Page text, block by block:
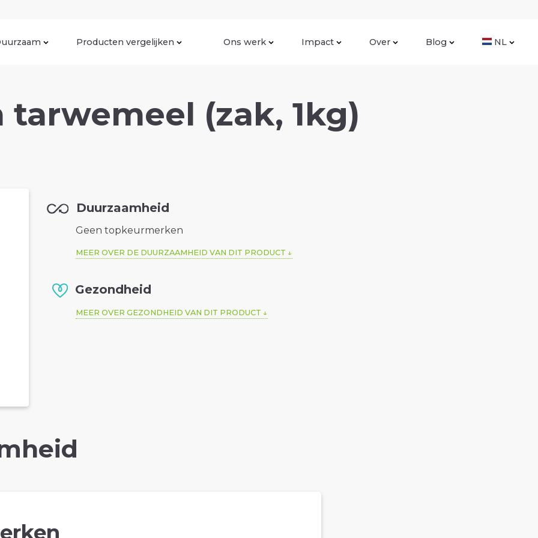
Producten vergelijken Ons werk Impact Over Blog NL
tarwemeel (zak, 1kg)
Duurzaamheid
Geen topkeurmerken
MEER OVER DE DUURZAAMHEID VAN DIT PRODUCT
Gezondheid
MEER OVER GEZONDHEID VAN DIT PRODUCT